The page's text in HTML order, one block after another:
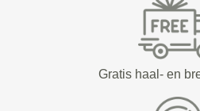
Gratis haal- en